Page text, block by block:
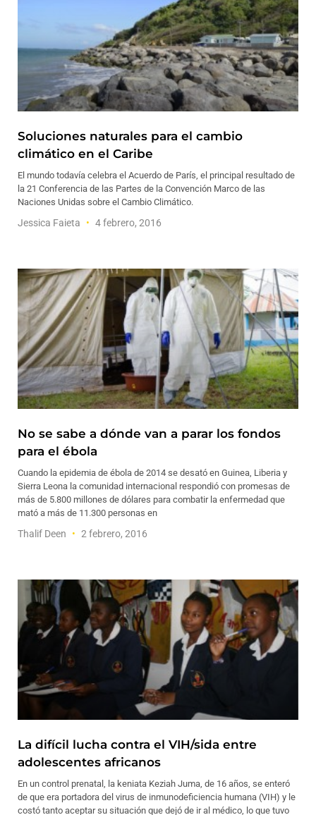
Soluciones naturales para el cambio
climático en el Caribe
El mundo todavía celebra el Acuerdo de París, el principal resultado de
la 21 Conferencia de las Partes de la Convención Marco de las
Naciones Unidas sobre el Cambio Climático.
Jessica Faieta 4 febrero, 2016
No se sabe a dónde van a parar los fondos
para el ébola
Cuando la epidemia de ébola de 2014 se desató en Guinea, Liberia y
Sierra Leona la comunidad internacional respondió con promesas de
más de 5.800 millones de dólares para combatir la enfermedad que
mató a más de 11.300 personas en
Thalif Deen 2 febrero, 2016
La difícil lucha contra el VIH/sida entre
adolescentes africanos
En un control prenatal, la keniata Keziah Juma, de 16 años, se enteró
de que era portadora del virus de inmunodeficiencia humana (VIH) y le
costó tanto aceptar su situación que dejó de ir al médico, lo que tuvo